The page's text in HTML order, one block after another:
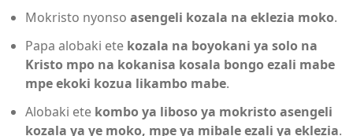
Mokristo nyonso asengeli kozala na eklezia moko.
Papa alobaki ete kozala na boyokani ya solo na
Kristo mpo na kokanisa kosala bongo ezali mabe
mpe ekoki kozua likambo mabe.
Alobaki ete kombo ya liboso ya mokristo asengeli
kozala ya ye moko, mpe ya mibale ezali ya eklezia.